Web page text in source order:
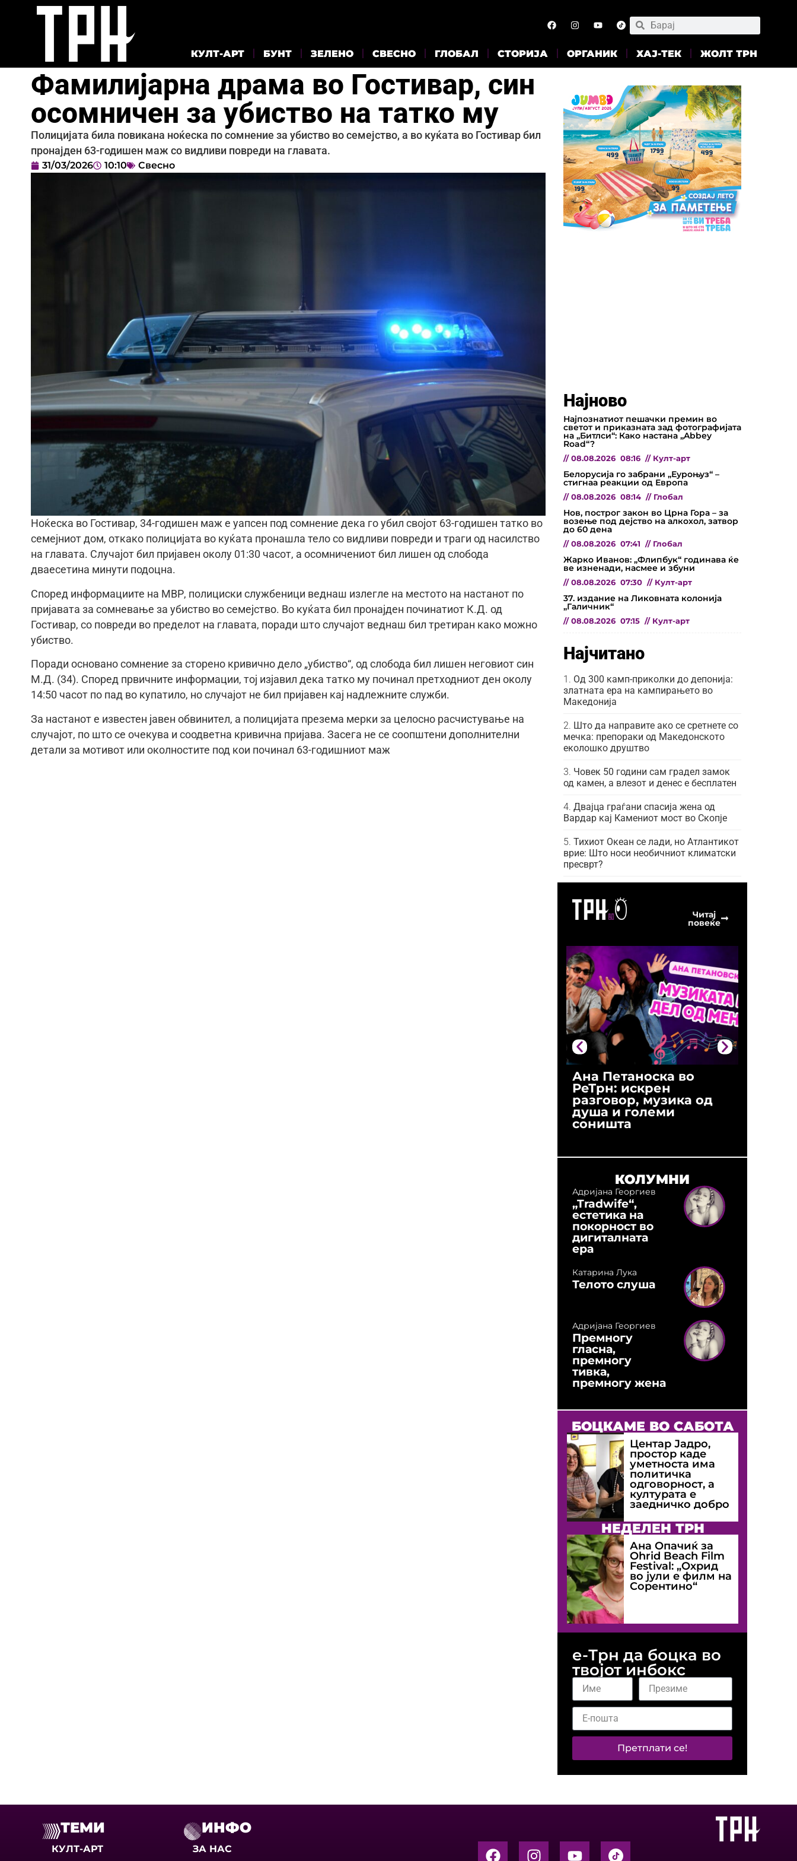
КУЛТ-АРТ БУНТ ЗЕЛЕНО СВЕСНО ГЛОБАЛ СТОРИЈА ОРГАНИК ХАЈ-ТЕК ЖОЛТ ТРН
Фамилијарна драма во Гостивар, син
осомничен за убиство на татко му
Полицијата била повикана ноќеска по сомнение за убиство во семејство, а во куќата во Гостивар бил
пронајден 63-годишен маж со видливи повреди на главата.
31/03/2026 10:10 Свесно
Ноќеска во Гостивар, 34-годишен маж е уапсен под сомнение дека го убил својот 63-годишен татко во
семејниот дом, откако полицијата во куќата пронашла тело со видливи повреди и траги од насилство
на главата. Случајот бил пријавен околу 01:30 часот, а осомничениот бил лишен од слобода
дваесетина минути подоцна.
Според информациите на МВР, полициски службеници веднаш излегле на местото на настанот по
пријавата за сомневање за убиство во семејство. Во куќата бил пронајден починатиот К.Д. од
Гостивар, со повреди во пределот на главата, поради што случајот веднаш бил третиран како можно
убиство.
Поради основано сомнение за сторено кривично дело „убиство“, од слобода бил лишен неговиот син
М.Д. (34). Според првичните информации, тој изјавил дека татко му починал претходниот ден околу
14:50 часот по пад во купатило, но случајот не бил пријавен кај надлежните служби.
За настанот е известен јавен обвинител, а полицијата презема мерки за целосно расчистување на
случајот, по што се очекува и соодветна кривична пријава. Засега не се соопштени дополнителни
детали за мотивот или околностите под кои починал 63-годишниот маж
Најново
Најпознатиот пешачки премин во
светот и приказната зад фотографијата
на „Битлси“: Како настана „Abbey
Road“?
// 08.08.2026 08:16 // Култ-арт
Белорусија го забрани „Еуроњуз“ –
стигнаа реакции од Европа
// 08.08.2026 08:14 // Глобал
Нов, построг закон во Црна Гора – за
возење под дејство на алкохол, затвор
до 60 дена
// 08.08.2026 07:41 // Глобал
Жарко Иванов: „Флипбук“ годинава ќе
ве изненади, насмее и збуни
// 08.08.2026 07:30 // Култ-арт
37. издание на Ликовната колонија
„Галичник“
// 08.08.2026 07:15 // Култ-арт
Најчитано
Од 300 камп-приколки до депонија:
златната ера на кампирањето во
Македонија
Што да направите ако се сретнете со
мечка: препораки од Македонското
еколошко друштво
Човек 50 години сам градел замок
од камен, а влезот и денес е бесплатен
Двајца граѓани спасија жена од
Вардар кај Камениот мост во Скопје
Тихиот Океан се лади, но Атлантикот
врие: Што носи необичниот климатски
пресврт?
Читај
повеќе
Ана Петаноска во
РеТрн: искрен
разговор, музика од
душа и големи
соништа
КОЛУМНИ
Адријана Георгиев
„Tradwife“,
естетика на
покорност во
дигиталната
ера
Катарина Лука
Телото слуша
Адријана Георгиев
Премногу
гласна,
премногу
тивка,
премногу жена
БОЦКАМЕ ВО САБОТА
Центар Јадро,
простор каде
уметноста има
политичка
одговорност, а
културата е
заедничко добро
НЕДЕЛЕН ТРН
Ана Опачиќ за
Оhrid Beach Film
Festival: „Охрид
во јули е филм на
Сорентино“
е-Трн да боцка во
твојот инбокс
Претплати се!
ТЕМИ
КУЛТ-АРТ
ИНФО
ЗА НАС